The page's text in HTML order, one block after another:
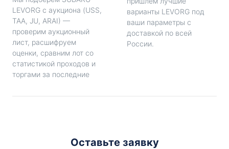
LEVORG с аукциона (USS,
TAA, JU, ARAI) —
проверим аукционный
лист, расшифруем
оценки, сравним лот со
статистикой проходов и
торгами за последние
варианты LEVORG под
ваши параметры с
доставкой по всей
России.
Оставьте заявку